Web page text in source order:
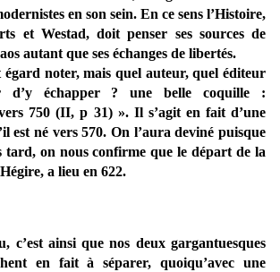
en son sein. En ce sens l’Histoire,
et Westad, doit penser ses sources de
autant que ses échanges de libertés.
noter, mais quel auteur, quel éditeur
d’y échapper ? une belle coquille :
750 (II, p 31) ». Il s’agit en fait d’une
est né vers 570. On l’aura deviné puisque
tard, on nous confirme que le départ de la
a lieu en 622.
ainsi que nos deux gargantuesques
en fait à séparer, quoiqu’avec une